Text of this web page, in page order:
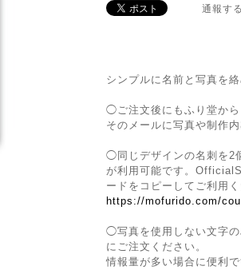
通報する
シンプルに名前と写真を
◯ご注文後にもふり堂から
そのメールに写真や制作
◯同じデザインの名刺を2
が利用可能です。
ードをコピーしてご利用く
https://mofurido.com/
◯写真を使用しない文字
にご注文ください。
情報量が多い場合に便利で